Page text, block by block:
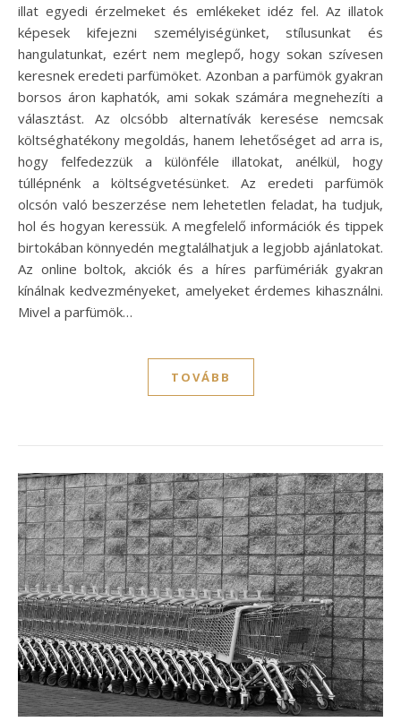
illat egyedi érzelmeket és emlékeket idéz fel. Az illatok
képesek kifejezni személyiségünket, stílusunkat és
hangulatunkat, ezért nem meglepő, hogy sokan szívesen
keresnek eredeti parfümöket. Azonban a parfümök gyakran
borsos áron kaphatók, ami sokak számára megnehezíti a
választást. Az olcsóbb alternatívák keresése nemcsak
költséghatékony megoldás, hanem lehetőséget ad arra is,
hogy felfedezzük a különféle illatokat, anélkül, hogy
túllépnénk a költségvetésünket. Az eredeti parfümök
olcsón való beszerzése nem lehetetlen feladat, ha tudjuk,
hol és hogyan keressük. A megfelelő információk és tippek
birtokában könnyedén megtalálhatjuk a legjobb ajánlatokat.
Az online boltok, akciók és a híres parfümériák gyakran
kínálnak kedvezményeket, amelyeket érdemes kihasználni.
Mivel a parfümök…
TOVÁBB